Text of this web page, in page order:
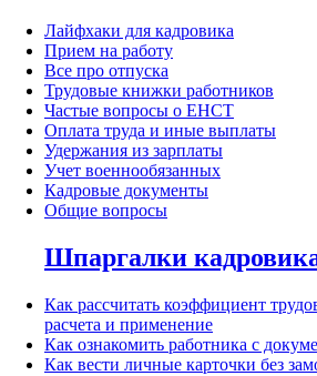
Лайфхаки для кадровика
Прием на работу
Все про отпуска
Трудовые книжки работников
Частые вопросы о ЕНСТ
Оплата труда и иные выплаты
Удержания из зарплаты
Учет военнообязанных
Кадровые документы
Общие вопросы
Шпаргалки
Как рассчитать коэффициент
расчета и применение
Как ознакомить работника с
Как вести личные карточки без